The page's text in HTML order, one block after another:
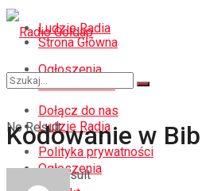
Ludzie Radia
Ogłoszenia
Dołącz do nas
Polityka prywatności
Strona Główna
Pozdrowienia
Ludzie Radia
Ogłoszenia
No Result
View All Result
Kodowanie w